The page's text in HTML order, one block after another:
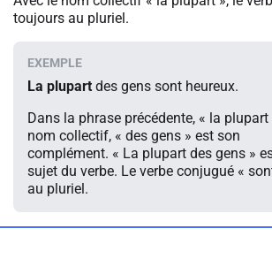
toujours au pluriel.
La plupart des gens sont heureux.
Dans la phrase précédente, « la plupart
nom collectif, « des gens » est son
complément. « La plupart des gens »
sujet du verbe. Le verbe conjugué «
au pluriel.